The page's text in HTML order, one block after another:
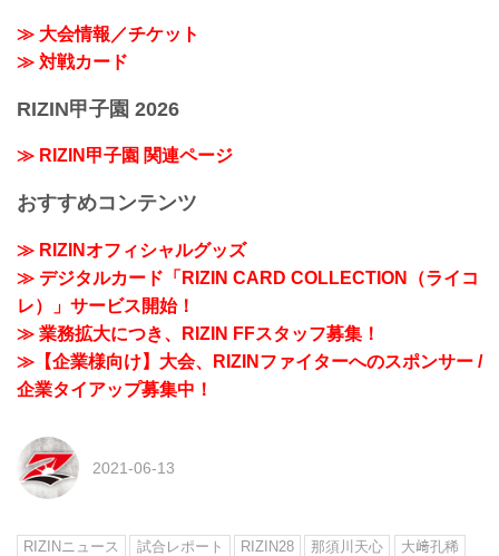
≫ 大会情報／チケット
≫ 対戦カード
RIZIN甲子園 2026
≫ RIZIN甲子園 関連ページ
おすすめコンテンツ
≫ RIZINオフィシャルグッズ
≫ デジタルカード「RIZIN CARD COLLECTION（ライコ
レ）」サービス開始！
≫ 業務拡大につき、RIZIN FFスタッフ募集！
≫【企業様向け】大会、RIZINファイターへのスポンサー /
企業タイアップ募集中！
2021-06-13
RIZINニュース 試合レポート RIZIN28 那須川天心 大﨑孔稀